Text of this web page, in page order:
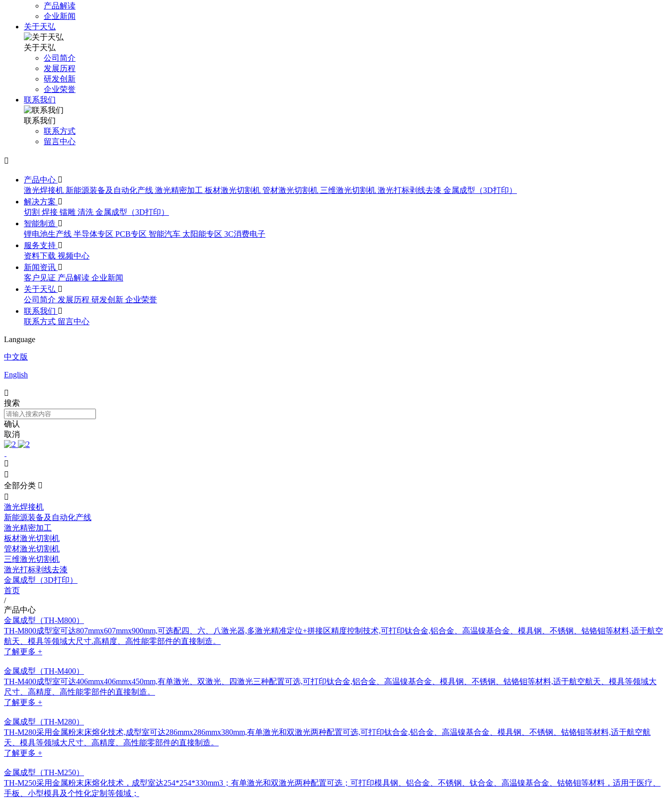
产品解读
企业新闻
关于天弘
关于天弘
公司简介
发展历程
研发创新
企业荣誉
联系我们
联系我们
联系方式
留言中心

产品中心 
激光焊接机 新能源装备及自动化产线 激光精密加工 板材激光切割机 管材激光切割机 三维激光切割机 激光打标剥线去漆 金属成型（3D打印）
解决方案 
切割 焊接 镭雕 清洗 金属成型（3D打印）
智能制造 
锂电池生产线 半导体专区 PCB专区 智能汽车 太阳能专区 3C消费电子
服务支持 
资料下载 视频中心
新闻资讯 
客户见证 产品解读 企业新闻
关于天弘 
公司简介 发展历程 研发创新 企业荣誉
联系我们 
联系方式 留言中心
Language
中文版
English

搜索
确认
取消


全部分类 

激光焊接机
新能源装备及自动化产线
激光精密加工
板材激光切割机
管材激光切割机
三维激光切割机
激光打标剥线去漆
金属成型（3D打印）
首页
/
产品中心
金属成型（TH-M800）
TH-M800成型室可达807mmx607mmx900mm,可选配四、六、八激光器,多激光精准定位+拼接区精度控制技术,可打印钛合金,铝合金、高温镍基合金、模具钢、不锈钢、钴铬钼等材料,适于航空
航天、模具等领域大尺寸.高精度、高性能零部件的直接制造。
了解更多 +
金属成型（TH-M400）
TH-M400成型室可达406mmx406mmx450mm,有单激光、双激光、四激光三种配置可选,可打印钛合金,铝合金、高温镍基合金、模具钢、不锈钢、钴铬钼等材料,适于航空航天、模具等领域大
尺寸、高精度、高性能零部件的直接制造。
了解更多 +
金属成型（TH-M280）
TH-M280采用金属粉末床熔化技术,成型室可达286mmx286mmx380mm,有单激光和双激光两种配置可选,可打印钛合金,铝合金、高温镍基合金、模具钢、不锈钢、钴铬钼等材料,适于航空航
天、模具等领域大尺寸、高精度、高性能零部件的直接制造。
了解更多 +
金属成型（TH-M250）
TH-M250采用金属粉末床熔化技术，成型室达254*254*330mm3；有单激光和双激光两种配置可选；可打印模具钢、铝合金、不锈钢、钛合金、高温镍基合金、钴铬钼等材料，适用于医疗、
手板、小型模具及个性化定制等领域；